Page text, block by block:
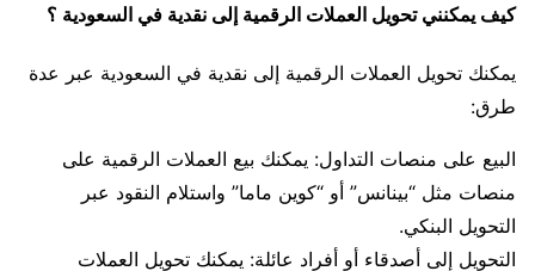
كيف يمكنني تحويل العملات الرقمية إلى نقدية في السعودية ؟
يمكنك تحويل العملات الرقمية إلى نقدية في السعودية عبر عدة
طرق:
البيع على منصات التداول: يمكنك بيع العملات الرقمية على
منصات مثل “بينانس” أو “كوين ماما” واستلام النقود عبر
التحويل البنكي.
التحويل إلى أصدقاء أو أفراد عائلة: يمكنك تحويل العملات